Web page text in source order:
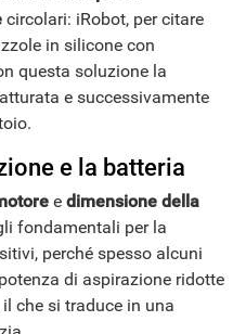
circolari: iRobot, per citare
in silicone con
questa soluzione la
e successivamente
e la batteria
e dimensione della
fondamentali per la
perché spesso alcuni
di aspirazione ridotte
che si traduce in una